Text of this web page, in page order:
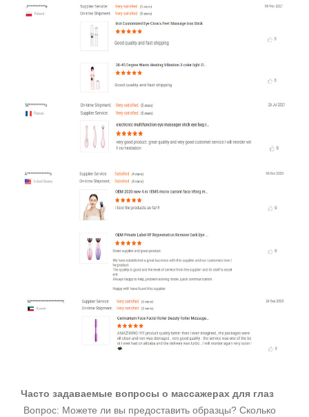
Часто задаваемые вопросы о массажерах для глаз
Вопрос: Можете ли вы предоставить образцы? Сколько